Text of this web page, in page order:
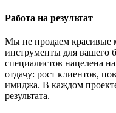
Работа на результат
Мы не продаем красивые
инструменты для вашего
специалистов нацелена
отдачу: рост клиентов,
имиджа. В каждом
результата.